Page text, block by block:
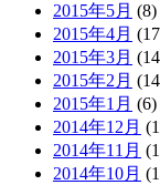
2015年5月 (8)
2015年4月
2015年3月
2015年2月
2015年1月 (6)
2014年12月
2014年11月
2014年10月